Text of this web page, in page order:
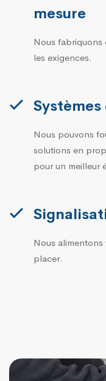
mesure
Nous fabriquons
les exigences.
Nous pouvons
solutions en
pour un meilleur
Nous alimentons
placer.